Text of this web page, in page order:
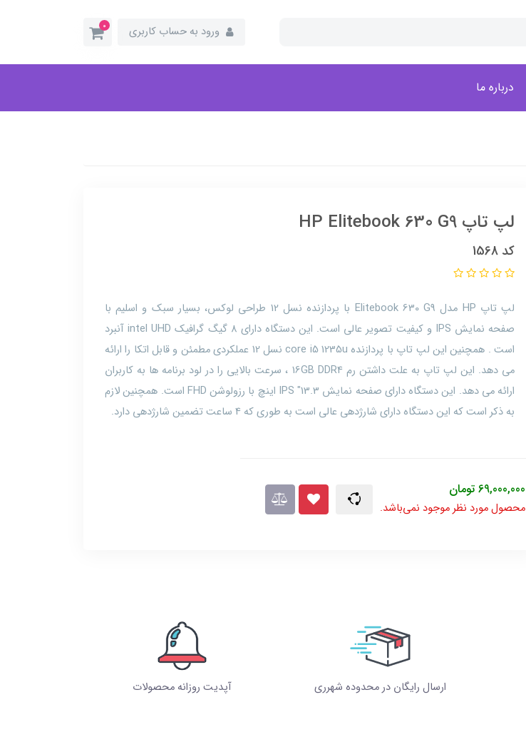
ورود به حساب کاربری 0
درباره ما
لپ تاپ HP Elitebook 630 G9
کد 1568
لپ تاپ HP مدل Elitebook 630 G9 با پردازنده نسل 12 طراحی لوکس، بسيار سبک و اسلیم با
صفحه نمایش IPS و کيفيت تصویر عالی است. این دستگاه دارای 8 گیگ گرافیک intel UHD آنبرد
است . همچنین این لپ تاپ با پردازنده core i5 1235u نسل 12 عملکردی مطمئن و قابل اتکا را ارائه
می دهد. این لپ تاپ به علت داشتن رم 16GB DDR4 ، سرعت بالایی را در لود برنامه ها به کاربران
ارائه می دهد. این دستگاه دارای صفحه نمایش 13.3" IPS اینچ با رزولوشن FHD است. همچنین لازم
به ذکر است که این دستگاه دارای شارژدهی عالی است به طوری که 4 ساعت تضمین شارژدهی دارد.
69,000,000 تومان
محصول مورد نظر موجود نمی‌باشد.
ارسال رایگان در محدوده شهرری آپدیت روزانه محصولات